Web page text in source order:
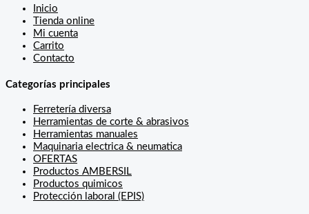
Inicio
Tienda online
Mi cuenta
Carrito
Contacto
Categorías principales
Ferretería diversa
Herramientas de corte & abrasivos
Herramientas manuales
Maquinaria electrica & neumatica
OFERTAS
Productos AMBERSIL
Productos quimicos
Protección laboral (EPIS)